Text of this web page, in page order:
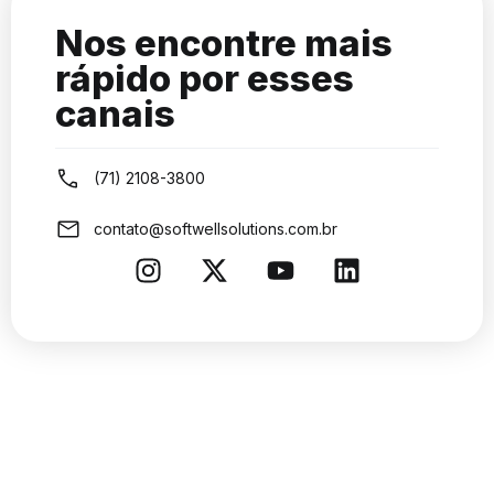
Nos encontre mais
rápido por esses
canais
(71) 2108-3800
contato@softwellsolutions.com.br